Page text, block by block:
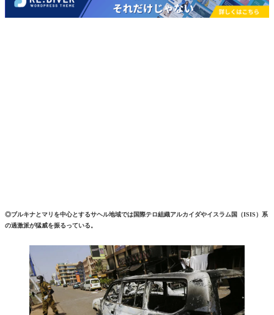
◎ブルキナとマリを中心とするサヘル地域では国際テロ組織アルカイダやイスラム国（ISIS）系
の過激派が猛威を振るっている。